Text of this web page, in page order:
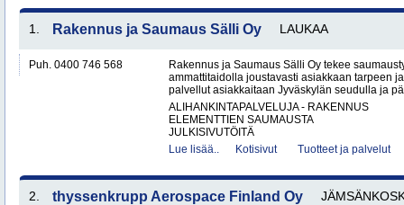
1. Rakennus ja Saumaus Sälli Oy LAUKAA
Puh. 0400 746 568
Rakennus ja Saumaus Sälli Oy tekee
ammattitaidolla joustavasti asiakkaan tarpeen
palvellut asiakkaitaan Jyväskylän seudulla ja
ALIHANKINTAPALVELUJA - RAKENNUS
ELEMENTTIEN SAUMAUSTA
JULKISIVUTÖITÄ
Lue lisää..
Kotisivut Tuotteet ja palvelut
2. thyssenkrupp Aerospace Finland Oy